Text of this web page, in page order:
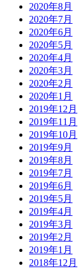
2020年8月
2020年7月
2020年6月
2020年5月
2020年4月
2020年3月
2020年2月
2020年1月
2019年12月
2019年11月
2019年10月
2019年9月
2019年8月
2019年7月
2019年6月
2019年5月
2019年4月
2019年3月
2019年2月
2019年1月
2018年12月